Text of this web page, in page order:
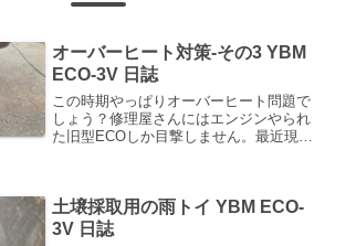
オーバーヒート対策-その3 YBM
ECO-3V 日誌
この時期やっぱりオーバーヒート問題で
しょう？修理屋さんにはエンジンやられ
た旧型ECOしか目撃しません。最近現場
ボオペは大概無...
土壌採取用の雨トイ YBM ECO-
3V 日誌